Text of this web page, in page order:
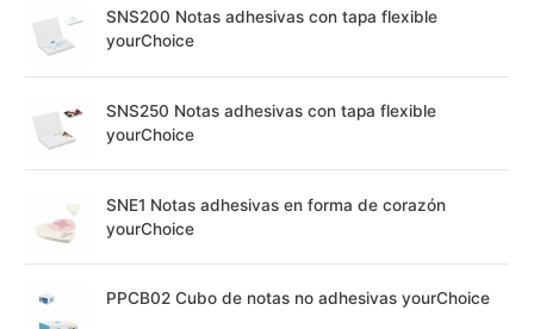
SNS200 Notas adhesivas con tapa flexible
yourChoice
SNS250 Notas adhesivas con tapa flexible
yourChoice
SNE1 Notas adhesivas en forma de corazón
yourChoice
PPCB02 Cubo de notas no adhesivas yourChoice